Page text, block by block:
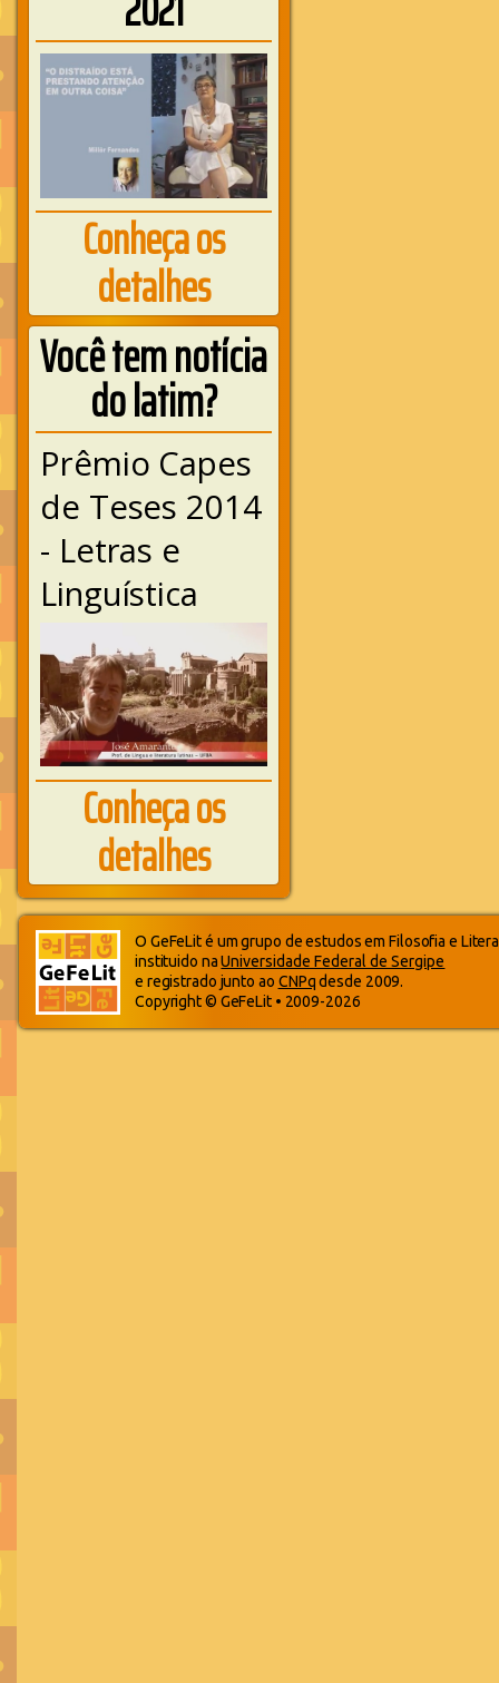
Conheça os
detalhes
Você tem notícia
do latim?
Prêmio Capes
de Teses 2014
- Letras e
Linguística
Conheça os
detalhes
O GeFeLit é um grupo de estudos em Filosofia e
instituido naUniversidade Federal de Sergipe
e registrado junto ao CNPqdesde 2009.
Copyright © GeFeLit • 2009-2026